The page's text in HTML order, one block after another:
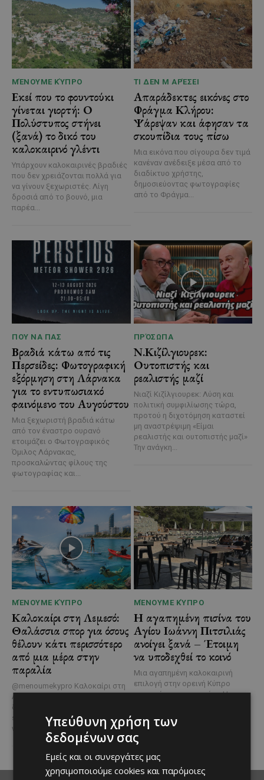
ΜΈΝΟΥΜΕ ΚΎΠΡΟ
Εκεί που το φουντούκι
γίνεται γιορτή: Ο
Πολύστυπος στήνει
(ξανά) το δικό του
καλοκαιρινό γλέντι
Υπάρχουν καλοκαιρινές βραδιές
που δεν χρειάζονται πολλά για
να γίνουν ξεχωριστές. Λίγη
δροσιά από το βουνό, μια
παρέα...
ΤΙ ΔΕΝ Μ ΑΡΈΣΕΙ
Απαράδεκτες εικόνες στο
Φράγμα Κλήρου:
Ψάρεψαν και άφησαν τα
σκουπίδια τους πίσω
Μια εικόνα που σίγουρα δεν τιμά
κανέναν ανέδειξε μέσα από το
διαδίκτυο χρήστης,
δημοσιεύοντας φωτογραφίες
από το Φράγμα...
ΠΟΥ ΝΑ ΠΑΣ
Βραδιά κάτω από τις
Περσείδες: Φωτογραφική
εξόρμηση στη Λάρνακα
για το εντυπωσιακό
φαινόμενο του Αυγούστου
Μια ξεχωριστή βραδιά κάτω
από τον έναστρο ουρανό
ετοιμάζει ο Φωτογραφικός
Όμιλος Λάρνακας,
προσκαλώντας φίλους της
φωτογραφίας και...
ΠΡΌΣΩΠΑ
Ν.Κιζίλγιουρεκ:
Ουτοπιστής και
ρεαλιστής μαζί
Νιαζί Κιζίλγιουρεκ: Λύση και
πολιτική συμφιλίωσης τώρα,
προτού η διχοτόμηση καταστεί
μη αναστρέψιμη «Είμαι
ρεαλιστής και ουτοπιστής μαζί»
Την ανάγκη...
ΜΈΝΟΥΜΕ ΚΎΠΡΟ
Καλοκαίρι στη Λεμεσό:
Θαλάσσια σπορ για όσους
θέλουν κάτι περισσότερο
από μια μέρα στην
παραλία
@menoumekypro Καλοκαίρι στη
Λεμεσό σημαίνει θάλασσα,
δράση και… αδρεναλίνη!
ski, parasailing, SUP, καγιάκ,
wakeboard,...
ΜΈΝΟΥΜΕ ΚΎΠΡΟ
Η αγαπημένη πισίνα του
Αγίου Ιωάννη Πιτσιλιάς
ανοίγει ξανά – Έτοιμη
να υποδεχθεί το κοινό
Μια αγαπημένη καλοκαιρινή
επιλογή στην ορεινή Κύπρο
επιστρέφει ανανεωμένη. Η
τις...
Υπεύθυνη χρήση των
δεδομένων σας
Εμείς και οι συνεργάτες μας
χρησιμοποιούμε cookies και παρόμοιες